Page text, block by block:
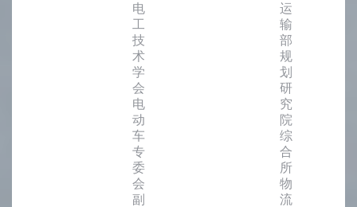
电
工
技
术
学
会
电
动
车
专
委
会
副
运
输
部
规
划
研
究
院
综
合
所
物
流